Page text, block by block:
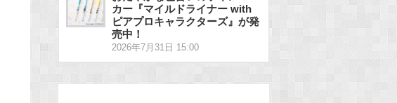
カー『マイルドライナー with
ピアプロキャラクターズ』が発
売中！
2026年7月31日 15:00